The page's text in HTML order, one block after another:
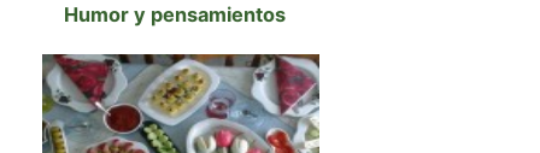
Humor y pensamientos